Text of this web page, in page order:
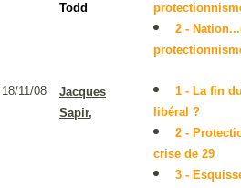
Todd
2 -
18/11/08
Jacques
Sapir,
1 - La fin
libéral ?
2 -
crise de 29
3 - Esq